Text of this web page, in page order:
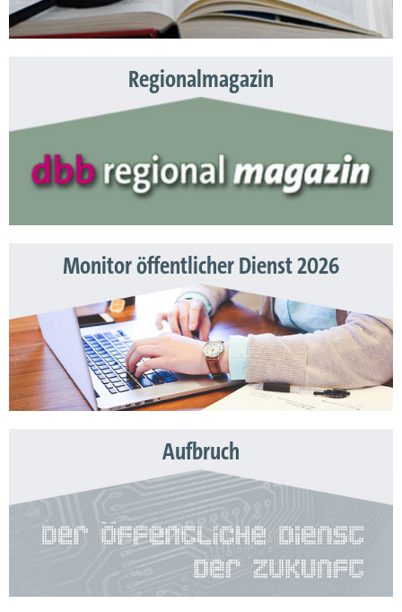
Regionalmagazin
Monitor öffentlicher Dienst 2026
Aufbruch